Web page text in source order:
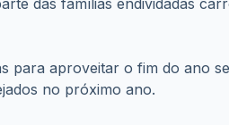
para aproveitar o fim do ano
no próximo ano.